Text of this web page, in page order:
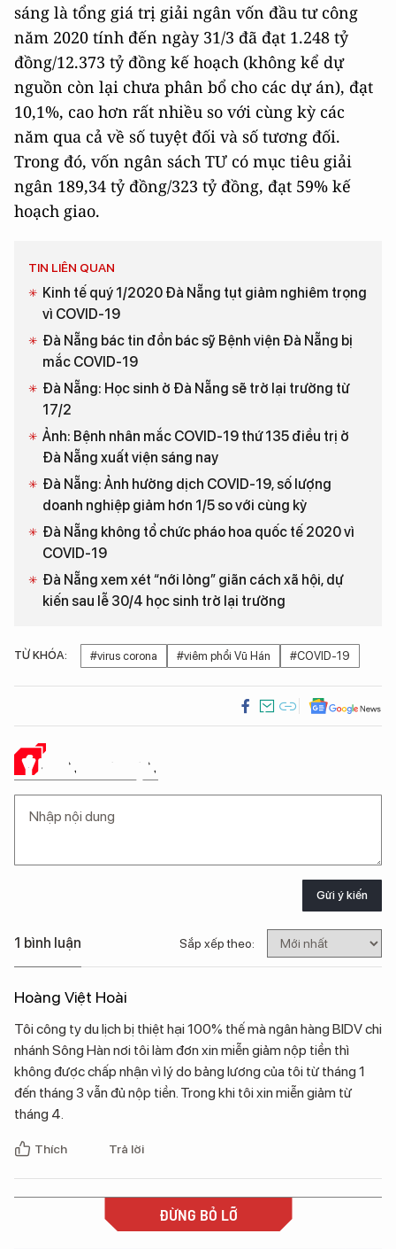
sáng là tổng giá trị giải ngân vốn đầu tư công
năm 2020 tính đến ngày 31/3 đã đạt 1.248 tỷ
đồng/12.373 tỷ đồng kế hoạch (không kể dự
nguồn còn lại chưa phân bổ cho các dự án), đạt
10,1%, cao hơn rất nhiều so với cùng kỳ các
năm qua cả về số tuyệt đối và số tương đối.
Trong đó, vốn ngân sách TƯ có mục tiêu giải
ngân 189,34 tỷ đồng/323 tỷ đồng, đạt 59% kế
hoạch giao.
TIN LIÊN QUAN
Kinh tế quý 1/2020 Đà Nẵng tụt giảm nghiêm trọng
vì COVID-19
Đà Nẵng bác tin đồn bác sỹ Bệnh viện Đà Nẵng bị
mắc COVID-19
Đà Nẵng: Học sinh ở Đà Nẵng sẽ trở lại trường từ
17/2
Ảnh: Bệnh nhân mắc COVID-19 thứ 135 điều trị ở
Đà Nẵng xuất viện sáng nay
Đà Nẵng: Ảnh hưởng dịch COVID-19, số lượng
doanh nghiệp giảm hơn 1/5 so với cùng kỳ
Đà Nẵng không tổ chức pháo hoa quốc tế 2020 vì
COVID-19
Đà Nẵng xem xét “nới lỏng” giãn cách xã hội, dự
kiến sau lễ 30/4 học sinh trở lại trường
TỪ KHÓA: #virus corona #viêm phổi Vũ Hán #COVID-19
Ý KIẾN CỦA BẠN
Gửi ý kiến
1 bình luận Sắp xếp theo:
Hoàng Việt Hoài
Tôi công ty du lịch bị thiệt hại 100% thế mà ngân hàng BIDV chi
nhánh Sông Hàn nơi tôi làm đơn xin miễn giảm nộp tiền thì
không được chấp nhận vì lý do bảng lương của tôi từ tháng 1
đến tháng 3 vẫn đủ nộp tiền. Trong khi tôi xin miễn giảm từ
tháng 4.
Thích Trả lời
ĐỪNG BỎ LỠ